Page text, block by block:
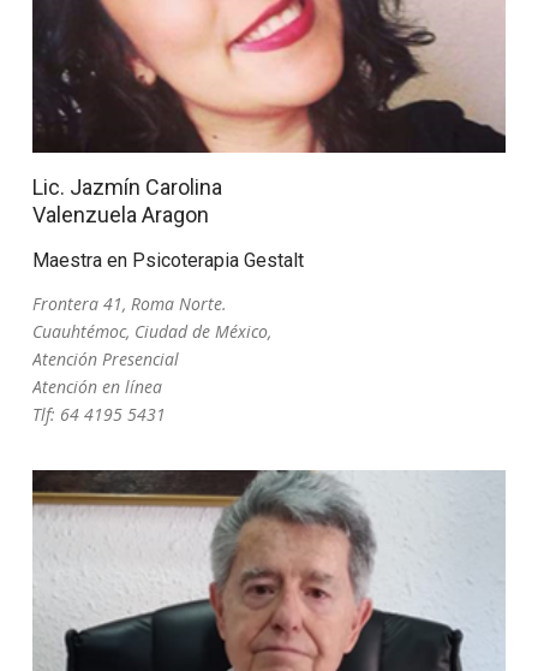
Lic. Jazmín Carolina
Valenzuela Aragon
Maestra en Psicoterapia Gestalt
Frontera 41, Roma Norte.
Cuauhtémoc, Ciudad de México,
Atención Presencial
Atención en línea
Tlf: 64 4195 5431